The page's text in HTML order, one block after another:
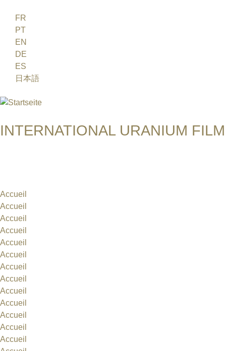
Jump to navigation
FR
PT
EN
DE
ES
日本語
INTERNATIONAL URANIUM
Accueil
Accueil
Accueil
Accueil
Accueil
Accueil
Accueil
Accueil
Accueil
Accueil
Accueil
Accueil
Accueil